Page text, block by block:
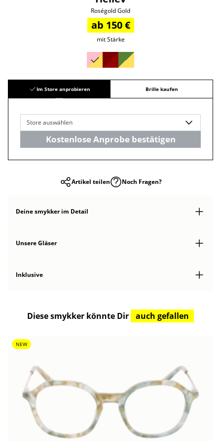
Roségold Gold
ab 150 €
mit Stärke
Im Store anprobieren Brille kaufen
Store auswählen
Kostenlose Anprobe bestätigen
Artikel teilen Noch Fragen?
Deine smykkerim Detail
Unsere Gläser
Inklusive
Diese smykker könnte Dir auch gefallen
NEW